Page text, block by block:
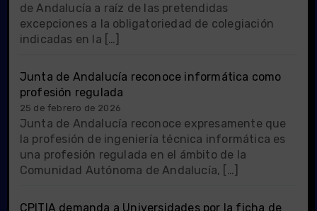
de Andalucía a raíz de las pretendidas
excepciones a la obligatoriedad de colegiación
indicadas en la […]
Junta de Andalucía reconoce informática como
profesión regulada
25 de febrero de 2026
Junta de Andalucía reconoce expresamente que
la profesión de ingeniería técnica informática es
una profesión regulada en el ámbito de la
Comunidad Autónoma de Andalucía, […]
CPITIA demanda a Universidades por la ficha de